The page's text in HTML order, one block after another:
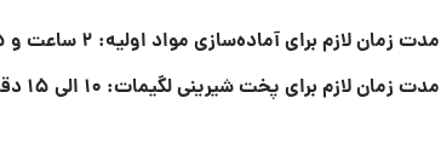
مدت زمان لازم برای آماده‌سازی مواد اولیه: ۲ ساعت و ۱۵ دقیقه
مدت زمان لازم برای پخت شیرینی لگیمات: ۱۰ الی ۱۵ دقیقه